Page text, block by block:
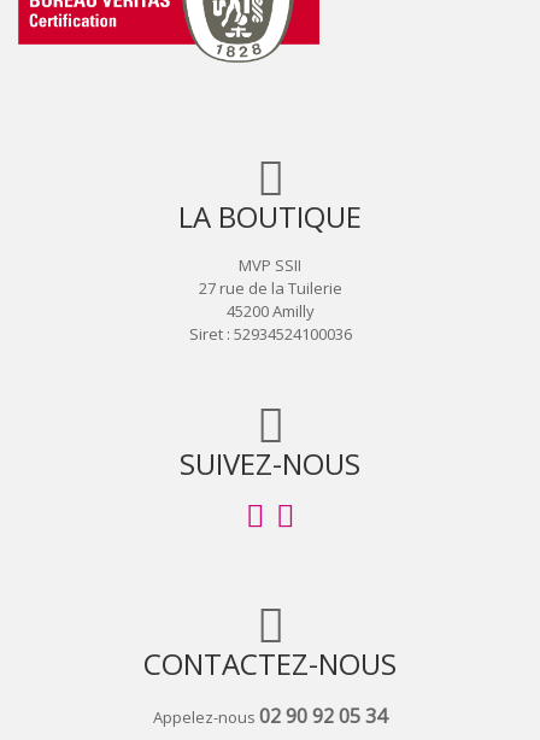
LA BOUTIQUE
MVP SSII
27 rue de la Tuilerie
45200 Amilly
Siret : 52934524100036
SUIVEZ-NOUS
CONTACTEZ-NOUS
Appelez-nous 02 90 92 05 34